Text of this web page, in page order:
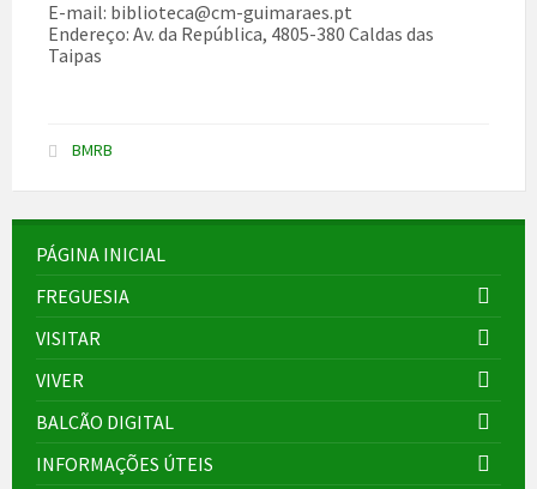
E-mail: biblioteca@cm-guimaraes.pt
Endereço: Av. da República, 4805-380 Caldas das
Taipas
BMRB
PÁGINA INICIAL
FREGUESIA
VISITAR
VIVER
BALCÃO DIGITAL
INFORMAÇÕES ÚTEIS